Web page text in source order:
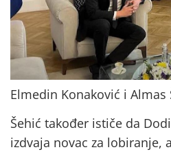
Elmedin Konaković i Almas
Šehić također ističe da
izdvaja novac za lobiranje,